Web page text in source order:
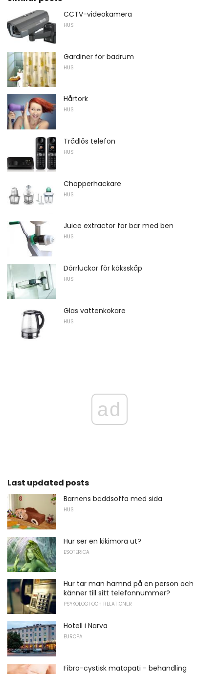
CCTV-videokamera
HUS
Gardiner för badrum
HUS
Hårtork
HUS
Trådlös telefon
HUS
Chopperhackare
HUS
Juice extractor för bär med ben
HUS
Dörrluckor för köksskåp
HUS
Glas vattenkokare
HUS
ad
Last updated posts
Barnens bäddsoffa med sida
HUS
Hur ser en kikimora ut?
ESOTERICA
Hur tar man hämnd på en person och
känner till sitt telefonnummer?
PSYKOLOGI OCH RELATIONER
Hotell i Narva
EUROPA
Fibro-cystisk matopati - behandling